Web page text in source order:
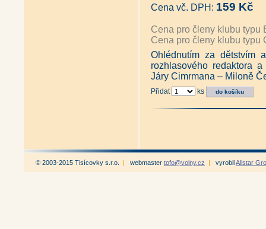
Cena vč. DPH: 159 Kč
Cena pro členy klubu typu
Cena pro členy klubu typu
Ohlédnutím za dětstvím
rozhlasového redaktora
Járy Cimrmana – Miloně
Přidat ks
© 2003-2015 Tisícovky s.r.o. | webmaster tofo@volny.cz | vyrobilAllstar